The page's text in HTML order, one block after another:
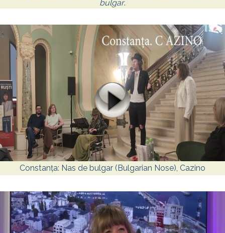
bulgar.
Constanța: Nas de bulgar (Bulgarian Nose), Cazino